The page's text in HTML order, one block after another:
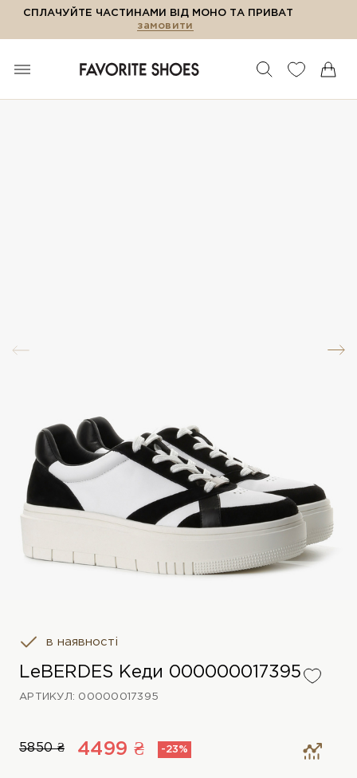
СПЛАЧУЙТЕ ЧАСТИНАМИ ВІД МОНО ТА ПРИВАТ
замовити
в наявності
LeBERDES Кеди 000000017395
АРТИКУЛ: 00000017395
5850 ₴ 4499 ₴ -23%